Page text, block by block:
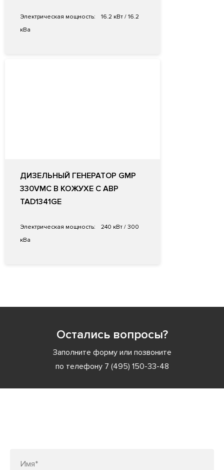
Электрическая мощность:
16.2 кВт / 16.2
кВа
ДИЗЕЛЬНЫЙ ГЕНЕРАТОР GMP
330VMC В КОЖУХЕ С АВР
TAD1341GE
Электрическая мощность:
240 кВт / 300
кВа
Остались вопросы?
Заполните форму или позвоните
по телефону 7 (495) 150-33-48
Имя*